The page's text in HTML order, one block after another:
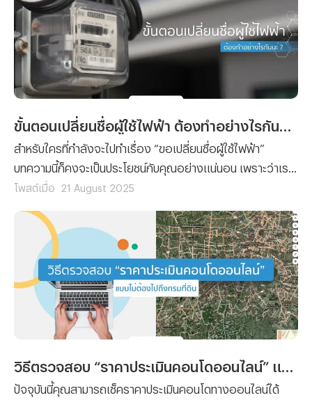
สำหรับใครที่กำลังจะไปทำเรื่อง “ขอเปลี่ยนชื่อผู้ใช้ไฟฟ้า”
บทความนี้ก็คงจะเป็นประโยชน์กับคุณอย่างแน่นอน เพราะว่าเรา
ได้รวบรวมขั้นตอนการยื่นเรื่องขอเปลี่ยนชื่อผู้ใช้ไฟฟ้า พร้อม
โพสต์เมื่อ 21 August 2025
ปัจจุบันนี้คุณสามารถเช็คราคาประเมินคอนโดทางออนไลน์ได้